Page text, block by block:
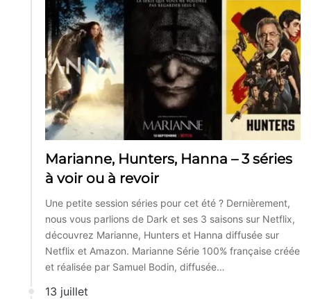
Marianne, Hunters, Hanna – 3 séries
à voir ou à revoir
Une petite session séries pour cet été ? Dernièrement,
nous vous parlions de Dark et ses 3 saisons sur Netflix,
découvrez Marianne, Hunters et Hanna diffusée sur
Netflix et Amazon. Marianne Série 100% française créée
et réalisée par Samuel Bodin, diffusée…
13 juillet